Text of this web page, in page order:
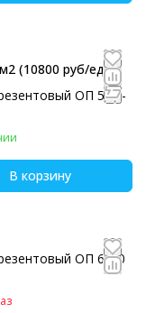
(10800 руб/eд)
ОП 5х6 -
В корзину
ОП 6х10